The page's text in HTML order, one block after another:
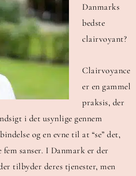
Danmarks
bedste
clairvoyant?
Clairvoyance
er en gammel
praksis, der
i det usynlige gennem
og en evne til at “se” det,
sanser. I Danmark er der
tilbyder deres tjenester, men